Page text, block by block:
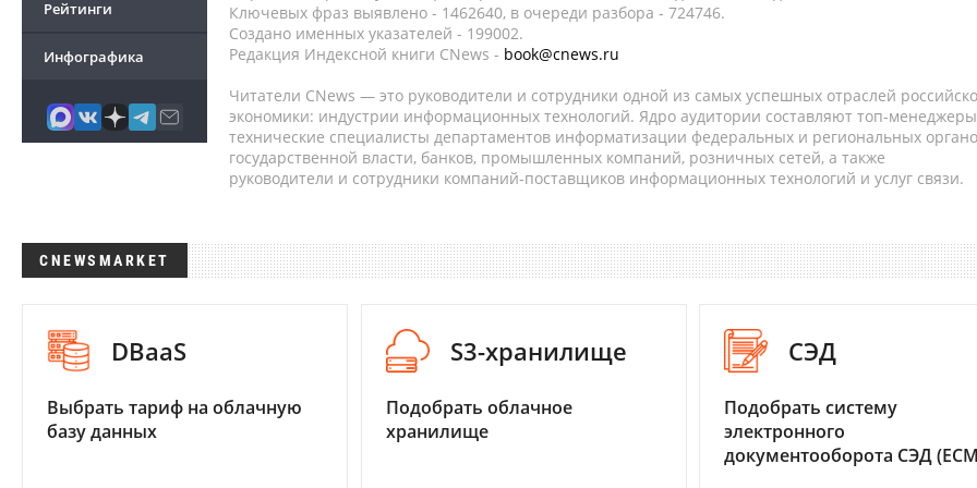
Рейтинги
Инфографика
Ключевых фраз выявлено - 1462640, в очереди разбора - 724746.
Создано именных указателей - 199002.
Редакция Индексной книги CNews - book@cnews.ru
Читатели CNews — это руководители и сотрудники одной из самых успешных отраслей
экономики: индустрии информационных технологий. Ядро аудитории составляют топ-
технические специалисты департаментов информатизации федеральных и региональных
государственной власти, банков, промышленных компаний, розничных сетей, а также
руководители и сотрудники компаний-поставщиков информационных технологий и услуг связи.
CNEWSMARKET
DBaaS
Выбрать тариф на облачную
базу данных
S3-хранилище
Подобрать облачное
хранилище
СЭД
Подобрать систему
электронного
документооборота СЭД